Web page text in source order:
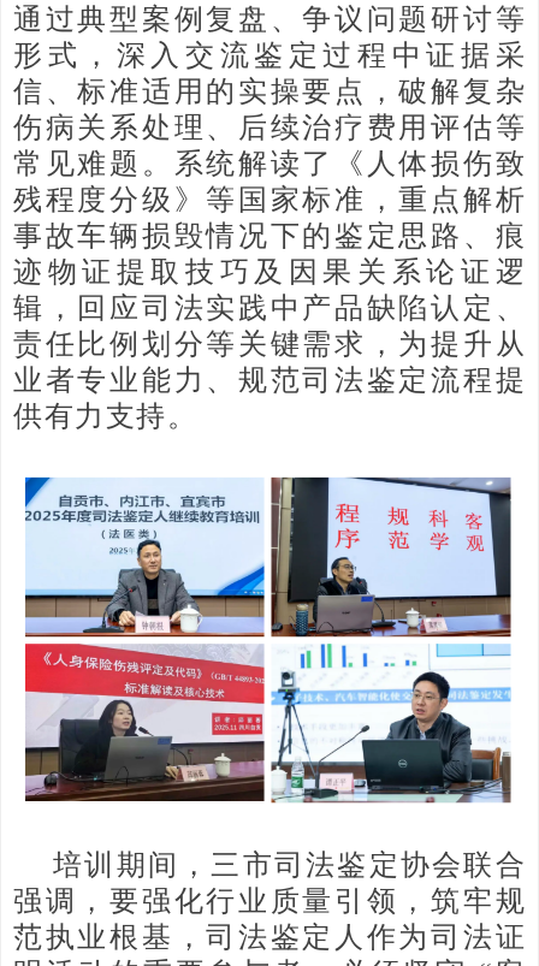
通过典型案例复盘、争议问题研讨等
形式，深入交流鉴定过程中证据采
信、标准适用的实操要点，破解复杂
伤病关系处理、后续治疗费用评估等
常见难题。系统解读了《人体损伤致
残程度分级》等国家标准，重点解析
事故车辆损毁情况下的鉴定思路、痕
迹物证提取技巧及因果关系论证逻
辑，回应司法实践中产品缺陷认定、
责任比例划分等关键需求，为提升从
业者专业能力、规范司法鉴定流程提
供有力支持。
培训期间，三市司法鉴定协会联合
强调，要强化行业质量引领，筑牢规
范执业根基，司法鉴定人作为司法证